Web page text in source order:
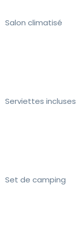
Salon climatisé
Serviettes incluses
Set de camping